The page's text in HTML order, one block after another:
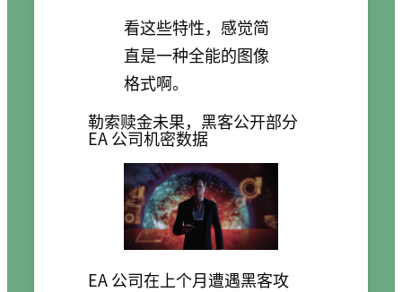
看这些特性，感觉简
直是一种全能的图像
格式啊。
勒索赎金未果，黑客公开部分
EA 公司机密数据
EA 公司在上个月遭遇黑客攻